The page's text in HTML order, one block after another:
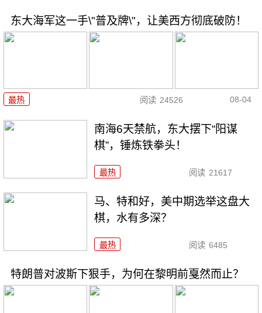
东大海军这一手\"普及牌\"，让美西方彻底破防！
最热 阅读 24526 08-04
南海6天禁航，东大摆下“阳谋
棋”，锤炼铁拳头！
最热 阅读 21617
马、特和好，美中期选举这盘大
棋，水有多深？
最热 阅读 6485
特朗普对波斯下狠手，为何在黎明前戛然而止？